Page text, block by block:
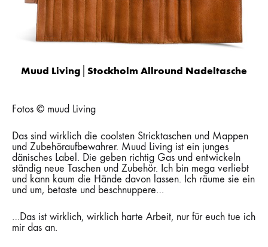
Muud Living│Stockholm Allround Nadeltasche
Fotos © muud Living
Das sind wirklich die coolsten Stricktaschen und Mappen
und Zubehöraufbewahrer. Muud Living ist ein junges
dänisches Label. Die geben richtig Gas und entwickeln
ständig neue Taschen und Zubehör. Ich bin mega verliebt
und kann kaum die Hände davon lassen. Ich räume sie ein
und um, betaste und beschnuppere…
…Das ist wirklich, wirklich harte Arbeit, nur für euch tue ich
mir das an.